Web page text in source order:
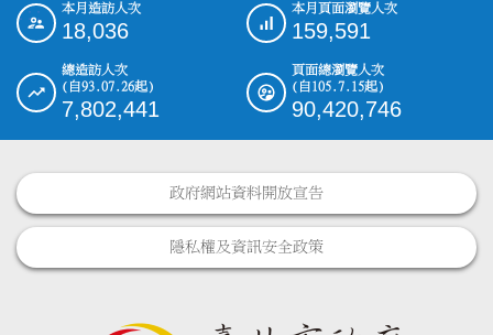
::: 本月造訪人次
18,036
本月頁面瀏覽人次
159,591
總造訪人次
(自93.07.26起)
7,802,441
頁面總瀏覽人次
(自105.7.15起)
90,420,746
政府網站資料開放宣告
隱私權及資訊安全政策